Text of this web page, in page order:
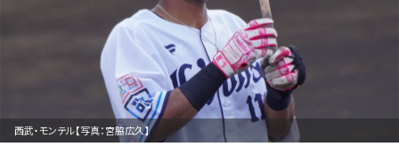
西武・モンテル【写真：宮脇広久】